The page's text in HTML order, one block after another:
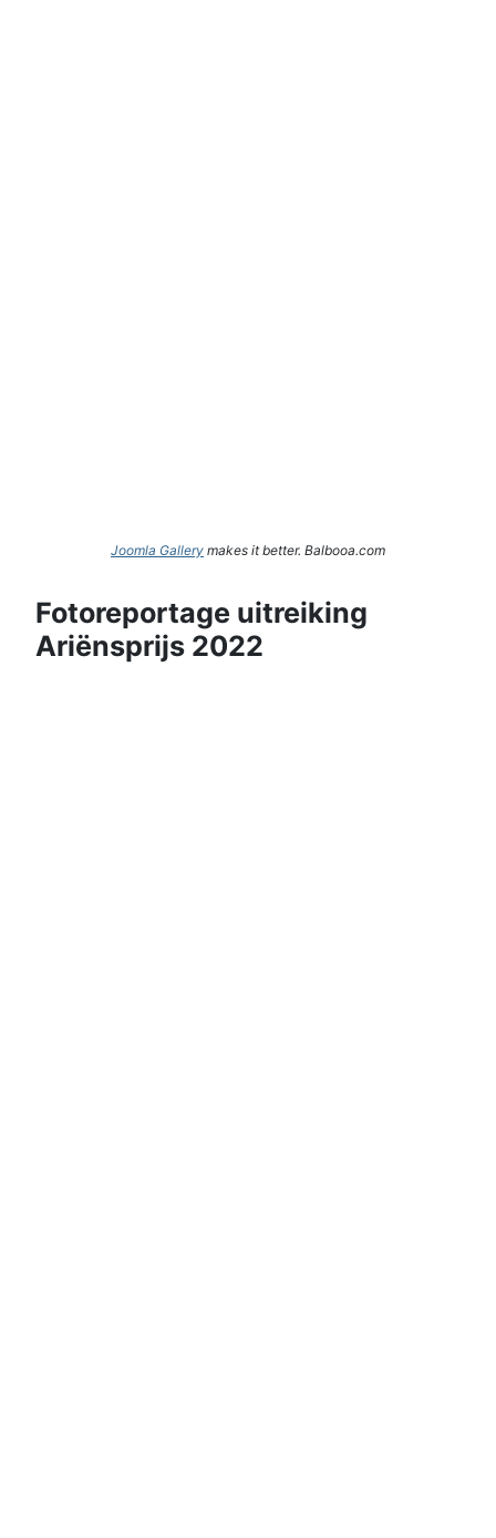
Joomla Gallery makes it better. Balbooa.com
Fotoreportage uitreiking
Ariënsprijs 2022